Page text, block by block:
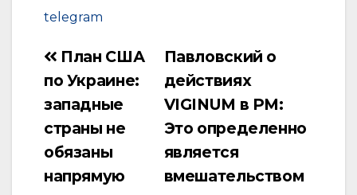
telegram
Навигация
по
Павловский о
действиях
VIGINUM в РМ:
Это определенно
является
вмешательством
План США
по Украине:
западные
страны не
обязаны
напрямую